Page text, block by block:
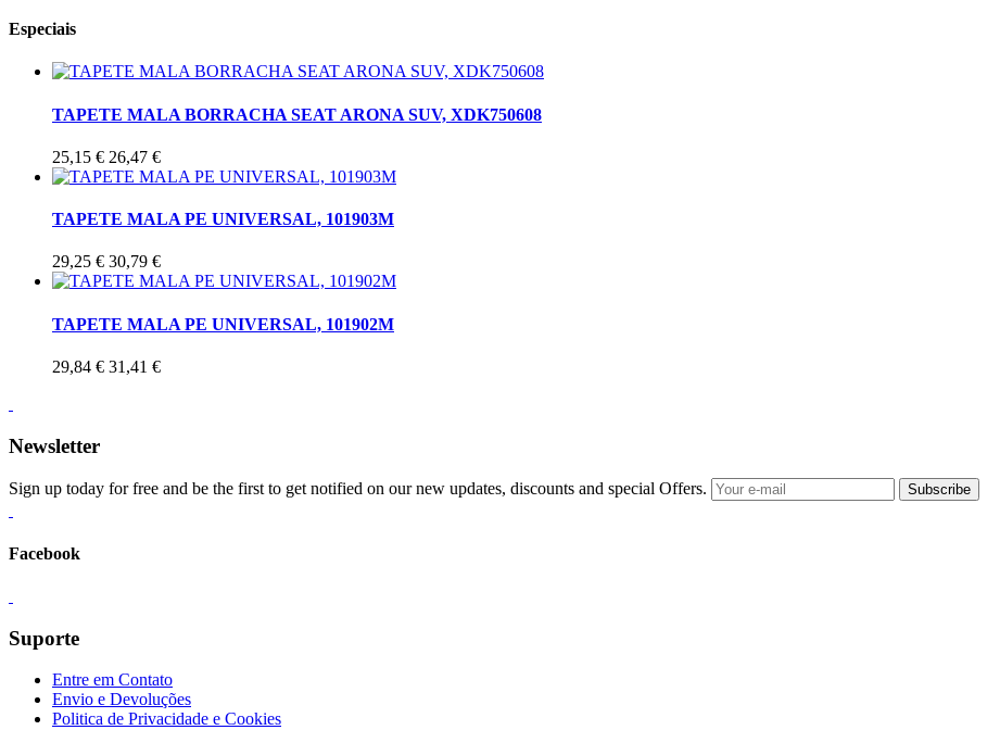
Especiais
TAPETE MALA BORRACHA SEAT ARONA SUV, XDK750608
25,15 € 26,47 €
TAPETE MALA PE UNIVERSAL, 101903M
29,25 € 30,79 €
TAPETE MALA PE UNIVERSAL, 101902M
29,84 € 31,41 €
Newsletter
Sign up today for free and be the first to get notified on our new updates, discounts and special Offers. Subscribe
Facebook
Suporte
Entre em Contato
Envio e Devoluções
Politica de Privacidade e Cookies